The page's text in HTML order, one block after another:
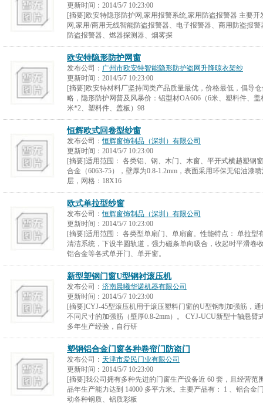
更新时间： 2014/5/7 10:23:00
[摘要]欧安特隐形防护网,家用报警系统,家用防盗报警器 主要
网,家用/商用无线智能防盗报警器、电子报警器、商用防盗报
防盗报警器、燃器探测器、烟雾探
欧安特隐形防护网窗
发布公司： 广州市欧安特智能隐形防护盗网升降晾衣架纱
更新时间： 2014/5/7 10:23:00
[摘要]欧安特材料厂坚持同类产品质量最优，价格最低，倡导
略，隐形防护网普及风暴价：铝型材OA606（6米、塑料件、
米*2、塑料件、盖板）98
恒辉欧式回卷型纱窗
发布公司：恒辉窗饰制品（深圳）有限公司
更新时间： 2014/5/7 10:23:00
[摘要]适用范围： 各类铝、钢、木门、木窗、平开式横趟塑钢
合金（6063-75），壁厚为0.8-1.2mm，表面采用环保无铅油漆
层，网格：18X16
欧式单拉型纱窗
发布公司：恒辉窗饰制品（深圳）有限公司
更新时间： 2014/5/7 10:23:00
[摘要]适用范围： 各类型单扇门、单扇窗。性能特点： 单拉型
清洁系统，下设半圆轨道，强力磁条单向吸合，收起时平滑卷
铝合金等各式单开门、单开窗。
新型塑钢门窗U型钢衬滚压机
发布公司： 济南晨曦华诺机器有限公司
更新时间： 2014/5/7 10:23:00
[摘要]CYJ-45型滚压机用于滚压塑料门窗的U型钢制加强筋，
不同尺寸的加强筋（壁厚0.8-2mm）。 CYJ-UCU新型十轴悬臂
多年生产经验，自行研
塑钢铝合金门窗各种卷帘门防盗门
发布公司： 天津市爱民门业有限公司
更新时间： 2014/5/7 10:23:00
[摘要]我公司拥有多种先进的门窗生产设备近 60 套，且经营范
品年生产能力达到 14000 多平方米。主要产品有： 1 、铝合金
动各种钢质、铝质彩板